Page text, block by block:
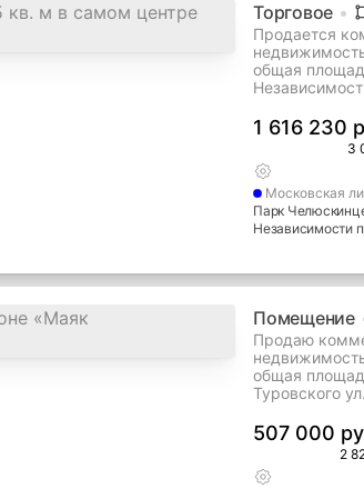
Торговое
Продается
общая
1 616 230
3
Московская
Парк
Независимости
Помещение
Продаю
общая
Туровского ул.
507 000
2